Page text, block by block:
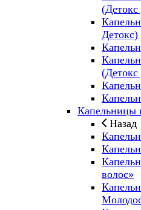
Детокс)
Капельницы
Назад
волос»